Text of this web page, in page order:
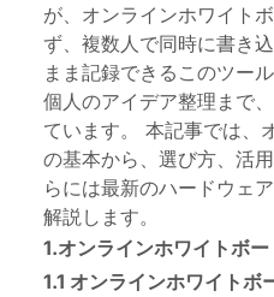
が、オンラインホワイト
ず、複数人で同時に書き
まま記録できるこのツー
個人のアイデア整理まで
ています。 本記事では、
の基本から、選び方、活
らには最新のハードウェ
解説します。
1.オンラインホワイトボー
1.1 オンラインホワイトボ